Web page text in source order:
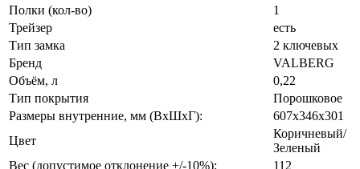
Полки (кол-во)
1
Трейзер
есть
Тип замка
2 ключевых
Бренд
VALBERG
Объём, л
0,22
Тип покрытия
Порошковое
Размеры внутренние, мм (ВхШхГ):
607x346x301
Цвет
Коричневый/
Зеленый
Вес (допустимое отклонение +/-10%):
112